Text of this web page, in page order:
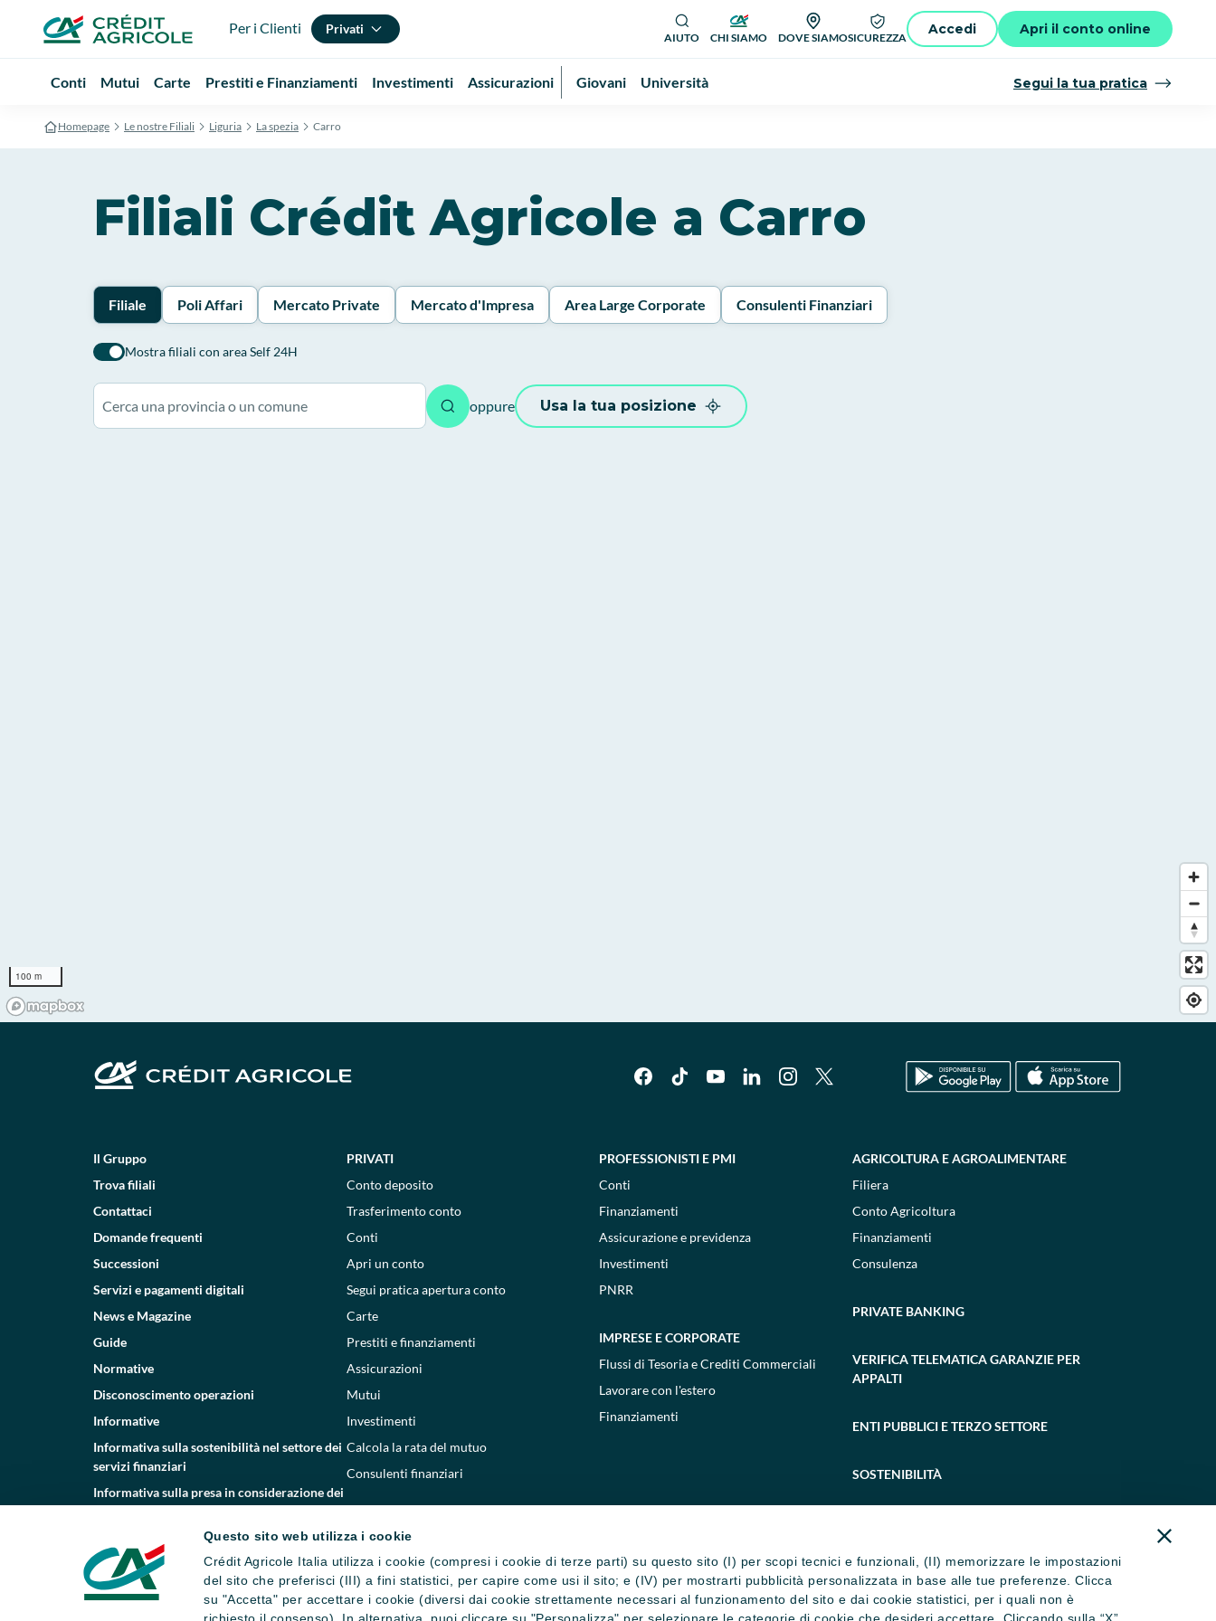
Questo sito web utilizza i cookie
Crédit Agricole Italia utilizza i cookie (compresi i cookie di terze parti) su questo sito (I) per scopi tecnici e funzionali, (II) memorizzare le impostazioni
del sito che preferisci (III) a fini statistici, per capire come usi il sito; e (IV) per mostrarti pubblicità personalizzata in base alle tue preferenze. Clicca
su "Accetta" per accettare i cookie (diversi dai cookie strettamente necessari al funzionamento del sito e dai cookie statistici, per i quali non è
Per i Clienti Privati
AIUTO CHI SIAMO DOVE SIAMOSICUREZZA
Accedi Apri il conto online
Conti Mutui Carte Prestiti e Finanziamenti Investimenti Assicurazioni Giovani Università Segui la tua pratica
Homepage Le nostre Filiali Liguria La spezia Carro
Filiali Crédit Agricole a Carro
Filiale Poli Affari Mercato Private Mercato d'Impresa Area Large Corporate Consulenti Finanziari
Mostra filiali con area Self 24H
oppure Usa la tua posizione
100 m
Il Gruppo
Trova filiali
Contattaci
Domande frequenti
Successioni
Servizi e pagamenti digitali
News e Magazine
Guide
Normative
Disconoscimento operazioni
Informative
Informativa sulla sostenibilità nel settore dei
servizi finanziari
Informativa sulla presa in considerazione dei
Whistleblowing
PRIVATI
Conto deposito
Trasferimento conto
Conti
Apri un conto
Segui pratica apertura conto
Carte
Prestiti e finanziamenti
Assicurazioni
Mutui
Investimenti
Calcola la rata del mutuo
Consulenti finanziari
PROFESSIONISTI E PMI
Conti
Finanziamenti
Assicurazione e previdenza
Investimenti
PNRR
IMPRESE E CORPORATE
Flussi di Tesoria e Crediti Commerciali
Lavorare con l'estero
Finanziamenti
AGRICOLTURA E AGROALIMENTARE
Filiera
Conto Agricoltura
Finanziamenti
Consulenza
PRIVATE BANKING
VERIFICA TELEMATICA GARANZIE PER
APPALTI
ENTI PUBBLICI E TERZO SETTORE
SOSTENIBILITÀ